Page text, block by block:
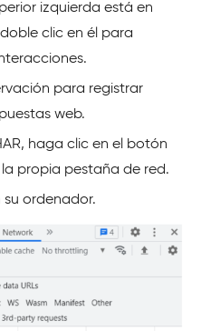
izquierda está en
clic en él para
para registrar
web.
haga clic en el botón
propia pestaña de red.
su ordenador.